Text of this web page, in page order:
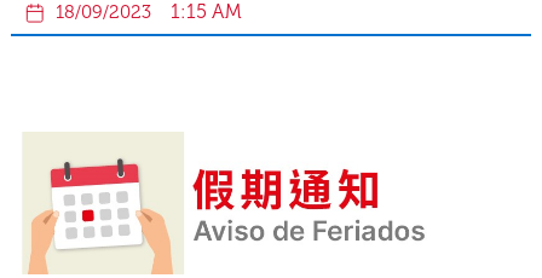
18/09/2023 1:15 AM